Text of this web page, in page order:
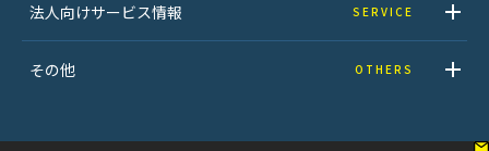
法人向けサービス情報 SERVICE
その他 OTHERS